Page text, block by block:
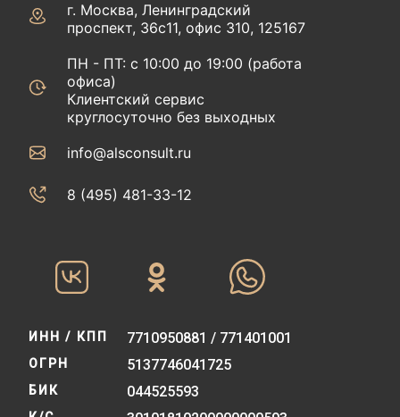
г. Москва, Ленинградский
проспект, 36с11, офис 310, 125167
ПН - ПТ: с 10:00 до 19:00 (работа
офиса)
Клиентский сервис
круглосуточно без выходных
info@alsconsult.ru
8 (495) 481-33-12‬‬
ИНН / КПП 7710950881 / 771401001
ОГРН 5137746041725
БИК 044525593